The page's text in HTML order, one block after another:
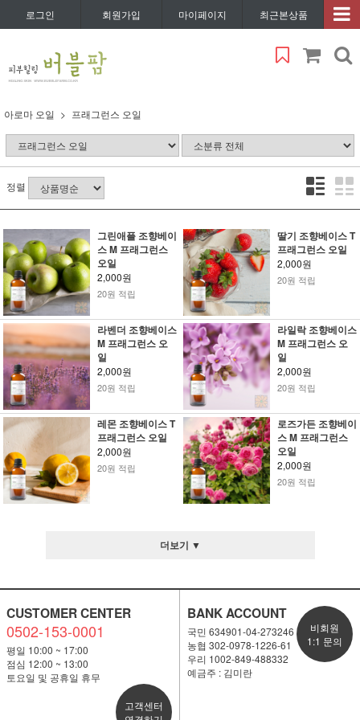
로그인 회원가입 마이페이지 최근본상품
아로마 오일 프래그런스 오일
정렬
그린애플 조향베이
스 M 프래그런스
오일
2,000원
20원 적립
딸기 조향베이스 T
프래그런스 오일
2,000원
20원 적립
라벤더 조향베이스
M 프래그런스 오
일
2,000원
20원 적립
라일락 조향베이스
M 프래그런스 오
일
2,000원
20원 적립
레몬 조향베이스 T
프래그런스 오일
2,000원
20원 적립
로즈가든 조향베이
스 M 프래그런스
오일
2,000원
20원 적립
더보기 ▼
CUSTOMER CENTER
0502-153-0001
평일 10:00 ~ 17:00
점심 12:00 ~ 13:00
토요일 및 공휴일 휴무
고객센터
BANK ACCOUNT
국민 634901-04-273246
농협 302-0978-1226-61
우리 1002-849-488332
예금주 : 김미란
비회원
1:1 문의